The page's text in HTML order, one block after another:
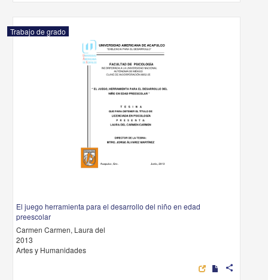
Trabajo de grado
El juego herramienta para el desarrollo del niño en edad
preescolar
Carmen Carmen, Laura del
2013
Artes y Humanidades
share